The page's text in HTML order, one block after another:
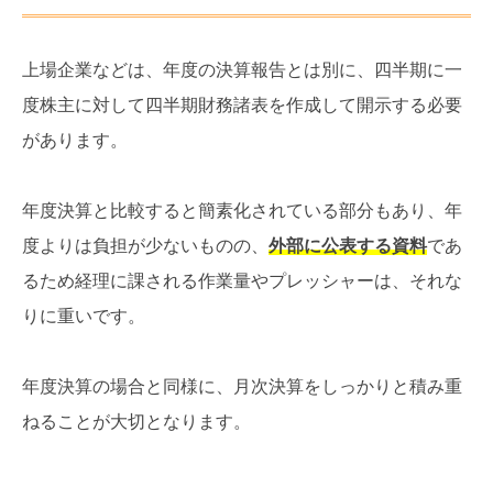
上場企業などは、年度の決算報告とは別に、四半期に一
度株主に対して四半期財務諸表を作成して開示する必要
があります。
年度決算と比較すると簡素化されている部分もあり、年
度よりは負担が少ないものの、 外部に公表する資料であ
るため経理に課される作業量やプレッシャーは、それな
りに重いです。
年度決算の場合と同様に、月次決算をしっかりと積み重
ねることが大切となります。